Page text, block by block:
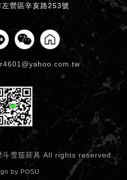
營區辛亥路253號
雪茄菸具 All rights reserved.
by POSU